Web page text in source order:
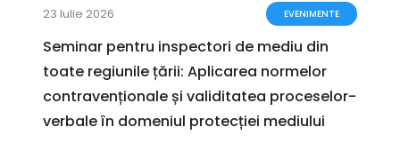
23 Iulie 2026 EVENIMENTE
Seminar pentru inspectori de mediu din
toate regiunile țării: Aplicarea normelor
contravenționale și validitatea proceselor-
verbale în domeniul protecției mediului